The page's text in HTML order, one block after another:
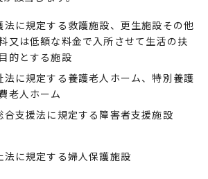
に規定する救護施設、更生施設その他
又は低額な料金で入所させて生活の扶
的とする施設
に規定する養護老人ホーム、特別養護
老人ホーム
支援法に規定する障害者支援施設
に規定する婦人保護施設